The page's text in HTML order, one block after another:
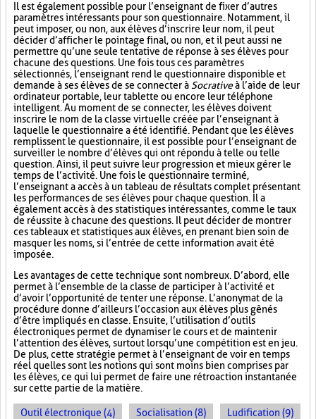
Il est également possible pour l’enseignant de fixer d’autres
paramètres intéressants pour son questionnaire. Notamment, il
peut imposer, ou non, aux élèves d’inscrire leur nom, il peut
décider d’afficher le pointage final, ou non, et il peut aussi ne
permettre qu’une seule tentative de réponse à ses élèves pour
chacune des questions. Une fois tous ces paramètres
sélectionnés, l’enseignant rend le questionnaire disponible et
demande à ses élèves de se connecter à Socrativeà l’aide de leur
ordinateur portable, leur tablette ou encore leur téléphone
intelligent. Au moment de se connecter, les élèves doivent
inscrire le nom de la classe virtuelle créée par l’enseignant à
laquelle le questionnaire a été identifié. Pendant que les élèves
remplissent le questionnaire, il est possible pour l’enseignant de
surveiller le nombre d’élèves qui ont répondu à telle ou telle
question. Ainsi, il peut suivre leur progression et mieux gérer le
temps de l’activité. Une fois le questionnaire terminé,
l’enseignant a accès à un tableau de résultats complet présentant
les performances de ses élèves pour chaque question. Il a
également accès à des statistiques intéressantes, comme le taux
de réussite à chacune des questions. Il peut décider de montrer
ces tableaux et statistiques aux élèves, en prenant bien soin de
masquer les noms, si l’entrée de cette information avait été
imposée.
Les avantages de cette technique sont nombreux. D’abord, elle
permet à l’ensemble de la classe de participer à l’activité et
d’avoir l’opportunité de tenter une réponse. L’anonymat de la
procédure donne d’ailleurs l’occasion aux élèves plus gênés
d’être impliqués en classe. Ensuite, l’utilisation d’outils
électroniques permet de dynamiser le cours et de maintenir
l’attention des élèves, surtout lorsqu’une compétition est en jeu.
De plus, cette stratégie permet à l’enseignant de voir en temps
réel quelles sont les notions qui sont moins bien comprises par
les élèves, ce qui lui permet de faire une rétroaction instantanée
sur cette partie de la matière.
Outil électronique (4) Socialisation (8) Ludification (9)